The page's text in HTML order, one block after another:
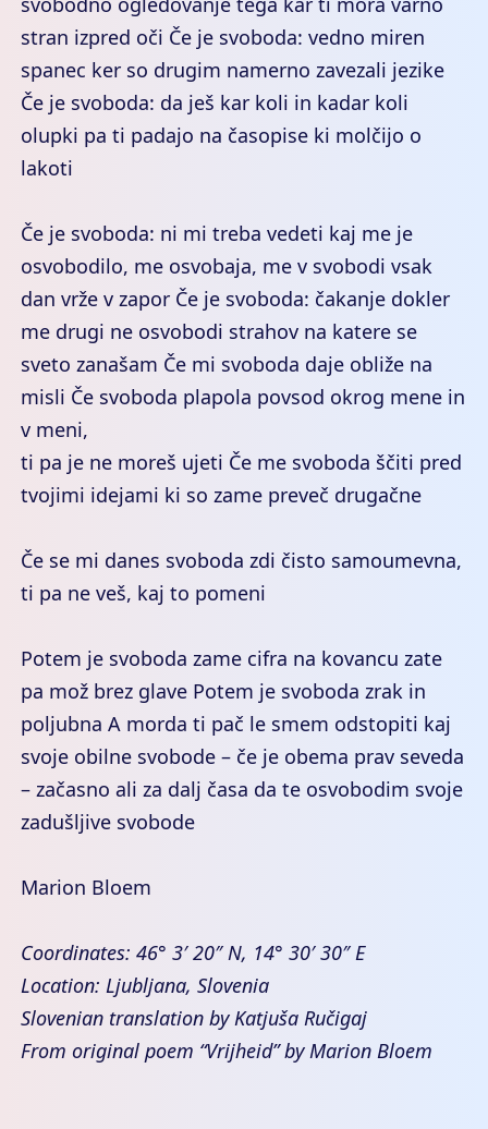
stran izpred oči Če je svoboda: vedno miren
spanec ker so drugim namerno zavezali jezike
Če je svoboda: da ješ kar koli in kadar koli
olupki pa ti padajo na časopise ki molčijo o
lakoti
Če je svoboda: ni mi treba vedeti kaj me je
osvobodilo, me osvobaja, me v svobodi vsak
dan vrže v zapor Če je svoboda: čakanje dokler
me drugi ne osvobodi strahov na katere se
sveto zanašam Če mi svoboda daje obliže na
misli Če svoboda plapola povsod okrog mene in
v meni,
ti pa je ne moreš ujeti Če me svoboda ščiti pred
tvojimi idejami ki so zame preveč drugačne
Če se mi danes svoboda zdi čisto samoumevna,
ti pa ne veš, kaj to pomeni
Potem je svoboda zame cifra na kovancu zate
pa mož brez glave Potem je svoboda zrak in
poljubna A morda ti pač le smem odstopiti kaj
svoje obilne svobode – če je obema prav seveda
– začasno ali za dalj časa da te osvobodim svoje
zadušljive svobode
Marion Bloem
Coordinates: 46° 3′ 20″ N, 14° 30′ 30″ E
Location: Ljubljana, Slovenia
Slovenian translation by Katjuša Ručigaj
From original poem “Vrijheid” by Marion Bloem